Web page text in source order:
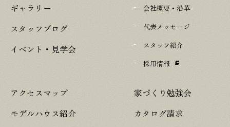
ギャラリー
スタッフブログ
イベント・見学会
会社概要・沿革
代表メッセージ
スタッフ紹介
採用情報
アクセスマップ
モデルハウス紹介
家づくり勉強会
カタログ請求